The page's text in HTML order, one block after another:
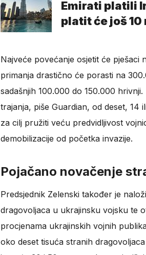
Emirati platili
platit će još
Najveće povećanje osjetit će pješaci
primanja drastično će porasti na
sadašnjih 100.000 do 150.000
trajanja, piše Guardian, od deset, 14
za cilj pružiti veću predvidljivost
demobilizacije od početka invazije.
Pojačano novačenje
Predsjednik Zelenski također je
dragovoljaca u ukrajinsku vojsku te
procjenama ukrajinskih vojnih
oko deset tisuća stranih